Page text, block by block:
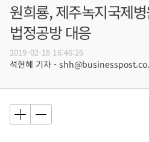
원희룡, 제주녹지국제
법정공방 대응
2019-02-18 16:46:26
석현혜 기자 -